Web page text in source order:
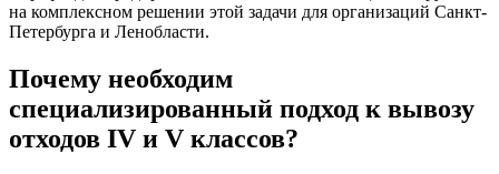
на комплексном решении этой задачи для организаций Санкт-
Петербурга и Ленобласти.
Почему необходим
специализированный подход к вывозу
отходов IV и V классов?